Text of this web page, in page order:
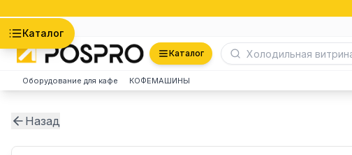
Каталог
Каталог
Оборудование для кафе КОФЕМАШИНЫ
Назад